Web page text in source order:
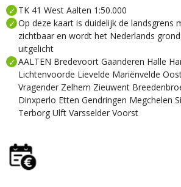
TK 41 West Aalten 1:50.000
Op deze kaart is duidelijk de landsgrens
zichtbaar en wordt het Nederlands
uitgelicht
AALTEN Bredevoort Gaanderen Halle
Lichtenvoorde Lievelde Mariënvelde
Vragender Zelhem Zieuwent
Dinxperlo Etten Gendringen Megchelen
Terborg Ulft Varsselder Voorst